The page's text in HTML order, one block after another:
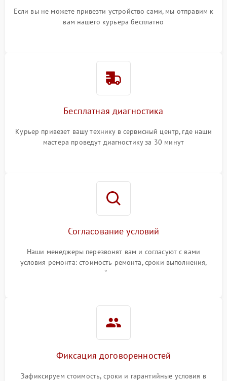
Если вы не можете привезти устройство сами, мы отправим к
вам нашего курьера бесплатно
Бесплатная диагностика
Курьер привезет вашу технику в сервисный центр, где наши
мастера проведут диагностику за 30 минут
Согласование условий
Наши менеджеры перезвонят вам и согласуют с вами
условия ремонта: стоимость ремонта, сроки выполнения,
гарантийные условия
Фиксация договоренностей
Зафиксируем стоимость, сроки и гарантийные условия в